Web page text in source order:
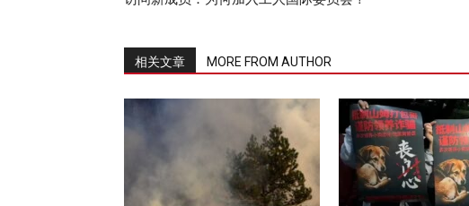
相关文章 MORE FROM AUTHOR